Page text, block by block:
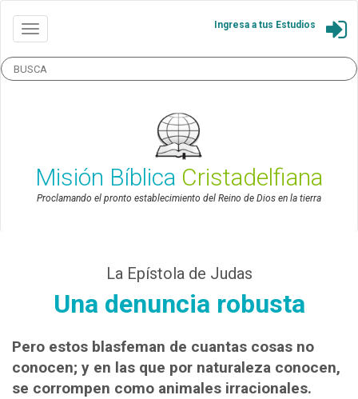
Ingresa a tus Estudios
Misión Bíblica Cristadelfiana
Proclamando el pronto establecimiento del Reino de Dios en la tierra
La Epístola de Judas
Una denuncia robusta
Pero estos blasfeman de cuantas cosas no
conocen; y en las que por naturaleza conocen,
se corrompen como animales irracionales.